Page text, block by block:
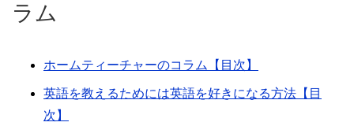
ラム
ホームティーチャーのコラム【目次】
英語を教えるためには英語を好きになる方法【目
次】